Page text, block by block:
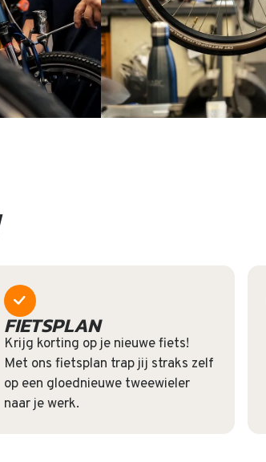
FIETSPLAN
Krijg korting op je nieuwe fiets!
Met ons fietsplan trap jij straks zelf
op een gloednieuwe tweewieler
naar je werk.